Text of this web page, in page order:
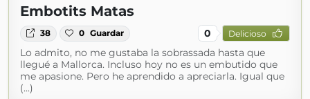
Embotits Matas
38 0 Guardar 0 Delicioso
Lo admito, no me gustaba la sobrassada hasta que
llegué a Mallorca. Incluso hoy no es un embutido que
me apasione. Pero he aprendido a apreciarla. Igual que
(...)